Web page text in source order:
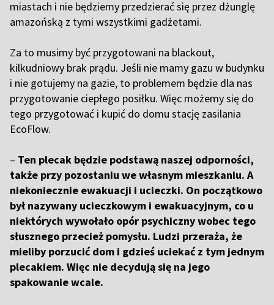
miastach i nie będziemy przedzierać się przez dżunglę
amazońską z tymi wszystkimi gadżetami.
Za to musimy być przygotowani na blackout,
kilkudniowy brak prądu. Jeśli nie mamy gazu w budynku
i nie gotujemy na gazie, to problemem będzie dla nas
przygotowanie ciepłego posiłku. Więc możemy się do
tego przygotować i kupić do domu stację zasilania
EcoFlow.
– Ten plecak będzie podstawą naszej odporności,
także przy pozostaniu we własnym mieszkaniu. A
niekoniecznie ewakuacji i ucieczki. On początkowo
był nazywany ucieczkowym i ewakuacyjnym, co u
niektórych wywołało opór psychiczny wobec tego
słusznego przecież pomysłu. Ludzi przeraża, że
mieliby porzucić dom i gdzieś uciekać z tym jednym
plecakiem. Więc nie decydują się na jego
spakowanie wcale.